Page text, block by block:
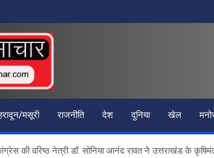
मसूरी राजनीति देश दुनिया खेल
की वरिष्ठ नेत्री डॉ. सोनिया आनंद रावत ने उत्तराखंड के